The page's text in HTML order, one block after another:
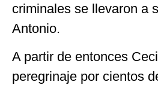
criminales se llevaron a
Antonio.
A partir de entonces
peregrinaje por cientos